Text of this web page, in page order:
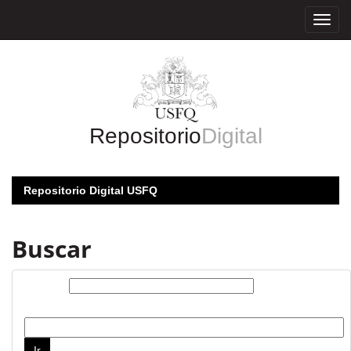
RepositorioDigital
Repositorio Digital USFQ
Buscar